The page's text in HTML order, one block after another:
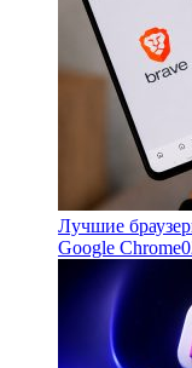
Лучшие
Google Chrome